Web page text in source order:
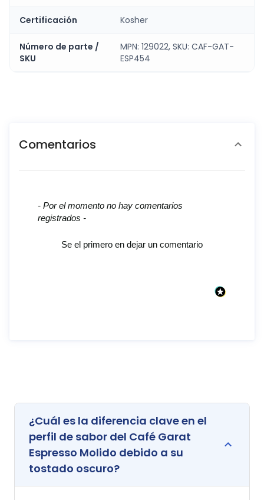
Certificación Kosher
Número de parte /
SKU
MPN: 129022, SKU: CAF-GAT-
ESP454
Comentarios
- Por el momento no hay comentarios
registrados -
Se el primero en dejar un comentario
New content loaded
¿Cuál es la diferencia clave en el
perfil de sabor del Café Garat
Espresso Molido debido a su
tostado oscuro?